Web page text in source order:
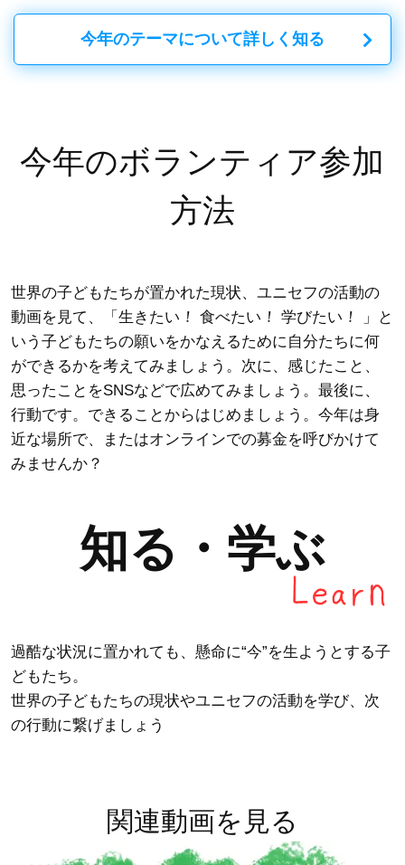
今年のテーマについて詳しく知る
今年のボランティア参加
方法
世界の子どもたちが置かれた現状、ユニセフの活動の
動画を見て、「 生きたい！ 食べたい！ 学びたい！
」と
いう子どもたちの願いをかなえるために自分たちに何
ができるかを考えてみましょう。次に、感じたこと、
思ったことをSNSなどで広めてみましょう。最後に、
行動です。できることからはじめましょう。今年は身
近な場所で、またはオンラインでの募金を呼びかけて
みませんか？
知る・学ぶ
過酷な状況に置かれても、懸命に“今”を生ようとする子
どもたち。
世界の子どもたちの現状やユニセフの活動を学び、次
の行動に繋げましょう
関連動画を見る